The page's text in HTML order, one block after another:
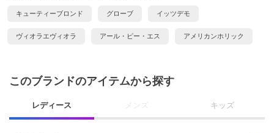
キューティーブロンド グローブ イッツデモ
ヴィオラエヴィオラ アール・ピー・エス アメリカンホリック
このブランドのアイテムから探す
レディース メンズ キッズ